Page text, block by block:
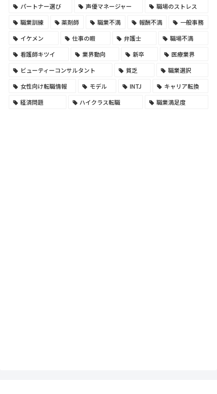
パートナー選び
声優マネージャー
職場のストレス
職業訓練
薬剤師 職業不満 報酬不満
一般事務
イケメン
仕事の暇 弁護士
職場不満
看護師キツイ
業界動向 新卒
医療業界
ビューティーコンサルタント
貧乏
職業選択
女性向け転職情報
モデル INTJ
キャリア転換
経済問題
ハイクラス転職 職業満足度